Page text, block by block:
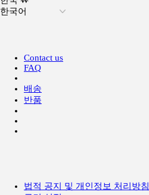
한국어
Contact us
FAQ
배송
반품
법적 공지 및 개인정보 처리방침